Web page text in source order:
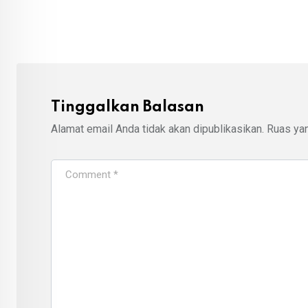
Tinggalkan Balasan
Alamat email Anda tidak akan dipublikasikan. Ruas